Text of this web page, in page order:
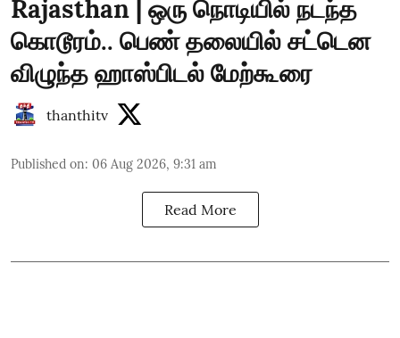
Rajasthan | ஒரு நொடியில் நடந்த
கொடூரம்.. பெண் தலையில் சட்டென
விழுந்த ஹாஸ்பிடல் மேற்கூரை
thanthitv
Published on: 06 Aug 2026, 9:31 am
Read More